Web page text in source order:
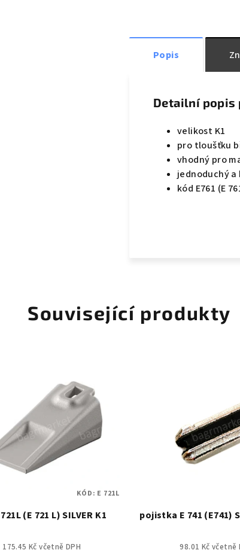
Popis
Detailní popis
velikost K1
pro tloušťku
vhodný pro
jednoduchý
kód E761 (E
Související produkty
(E 721 L) SILVER K1
175.45 Kč včetně DPH
KÓD: E 721L
pojistka E 741 (E741)
98.01 Kč včetně